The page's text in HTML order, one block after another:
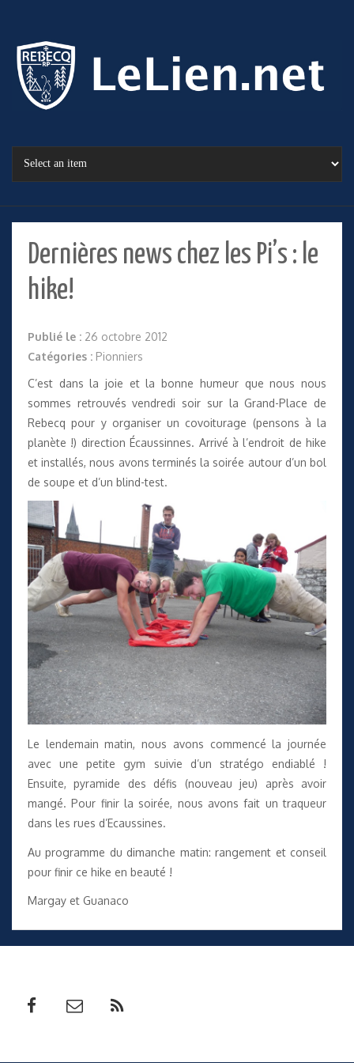
Dernières news chez les Pi’s : le
hike!
Publié le : 26 octobre 2012
Catégories : Pionniers
C’est dans la joie et la bonne humeur que nous nous
sommes retrouvés vendredi soir sur la Grand-Place de
Rebecq pour y organiser un covoiturage (pensons à la
planète !) direction Écaussinnes. Arrivé à l’endroit de hike
et installés, nous avons terminés la soirée autour d’un bol
de soupe et d’un blind-test.
Le lendemain matin, nous avons commencé la journée
avec une petite gym suivie d’un stratégo endiablé !
Ensuite, pyramide des défis (nouveau jeu) après avoir
mangé. Pour finir la soirée, nous avons fait un traqueur
dans les rues d’Ecaussines.
Au programme du dimanche matin: rangement et conseil
pour finir ce hike en beauté !
Margay et Guanaco